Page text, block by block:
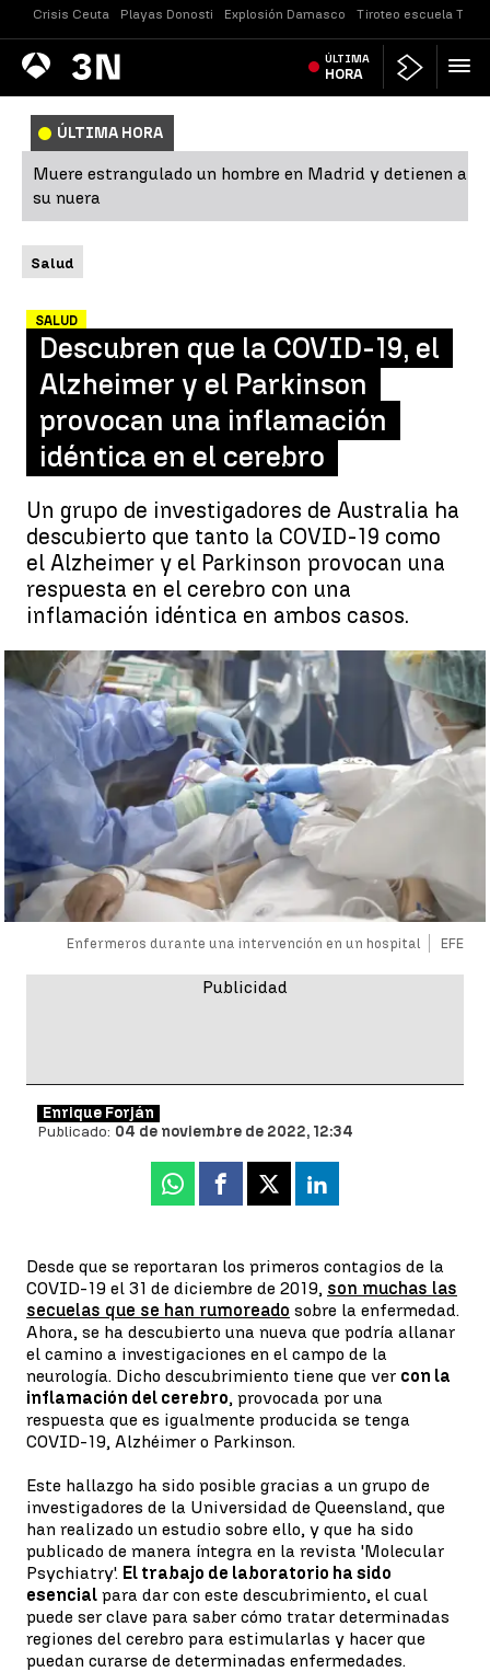
Crisis Ceuta Playas Donosti Explosión Damasco Tiroteo escuela
Antena
3 Noticias ÚLTIMA
HORA
ÚLTIMA HORA
Muere estrangulado un hombre en Madrid y detienen a
su nuera
Salud
SALUD
Descubren que la COVID-19, el
Alzheimer y el Parkinson
provocan una inflamación
idéntica en el cerebro
Un grupo de investigadores de Australia ha
descubierto que tanto la COVID-19 como
el Alzheimer y el Parkinson provocan una
respuesta en el cerebro con una
inflamación idéntica en ambos casos.
Enfermeros durante una intervención en un hospital EFE
Enrique Forján
Publicado: 04 de noviembre de 2022, 12:34
Whatsapp
Facebook
X Linkedin
Desde que se reportaran los primeros contagios de la
COVID-19 el 31 de diciembre de 2019, son muchas las
secuelas que se han rumoreado sobre la enfermedad.
Ahora, se ha descubierto una nueva que podría allanar
el camino a investigaciones en el campo de la
neurología. Dicho descubrimiento tiene que ver con la
inflamación del cerebro, provocada por una
respuesta que es igualmente producida se tenga
COVID-19, Alzhéimer o Parkinson.
Este hallazgo ha sido posible gracias a un grupo de
investigadores de la Universidad de Queensland, que
han realizado un estudio sobre ello, y que ha sido
publicado de manera íntegra en la revista 'Molecular
Psychiatry'. El trabajo de laboratorio ha sido
esencial para dar con este descubrimiento, el cual
puede ser clave para saber cómo tratar determinadas
regiones del cerebro para estimularlas y hacer que
puedan curarse de determinadas enfermedades.